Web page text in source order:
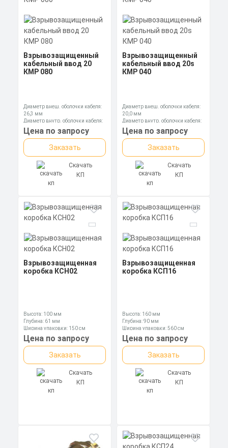
Взрывозащищенный
кабельный ввод 20
КМР 080
Диаметр внеш. оболочки кабеля:
26,3 мм
Диаметр внутр. оболочки кабеля:
20,0 мм
Диаметр оболочки кабеля: 6,5-13,9
мм
Цена по запросу
Заказать
Скачать
КП
Взрывозащищенный
кабельный ввод 20s
КМР 040
Диаметр внеш. оболочки кабеля:
20,0 мм
Диаметр внутр. оболочки кабеля:
13,0 мм
Диаметр оболочки кабеля: 6,1-11,7
мм
Цена по запросу
Заказать
Скачать
КП
Взрывозащищенная
коробка КСН02
Высота: 100 мм
Глубина: 61 мм
Ширина упаковки: 150 см
Цена по запросу
Заказать
Скачать
КП
Взрывозащищенная
коробка КСП16
Высота: 160 мм
Глубина: 90 мм
Ширина упаковки: 560 см
Цена по запросу
Заказать
Скачать
КП